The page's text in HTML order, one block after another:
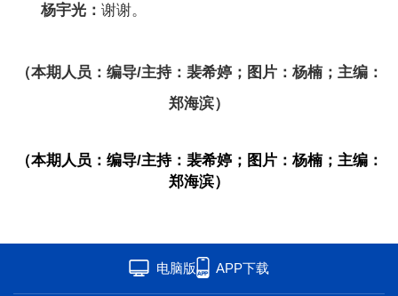
杨宇光： 谢谢。
（本期人员：编导/主持：裴希婷；图片：杨楠；主编：
郑海滨）
（本期人员：编导/主持：裴希婷；图片：杨楠；主编：
郑海滨）
电脑版 APP下载